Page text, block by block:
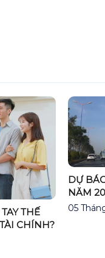
THẾ
CHÍNH?
DỰ
NĂM
05